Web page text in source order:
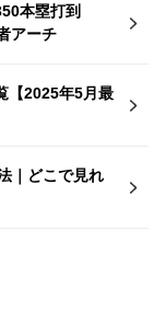
本塁打到
アーチ
【2025年5月最
｜どこで見れ